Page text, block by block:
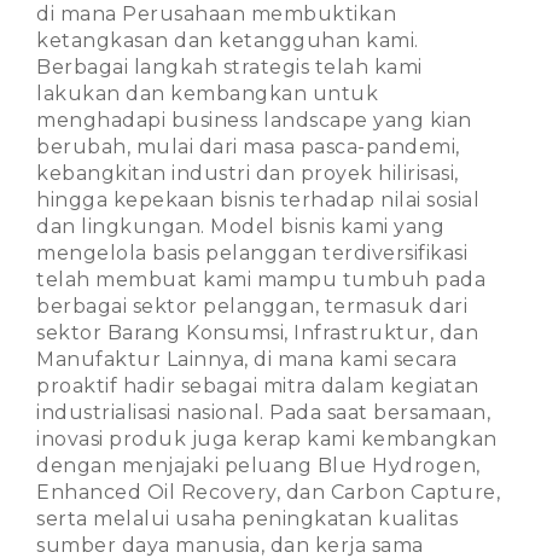
di mana Perusahaan membuktikan
ketangkasan dan ketangguhan kami.
Berbagai langkah strategis telah kami
lakukan dan kembangkan untuk
menghadapi business landscape yang kian
berubah, mulai dari masa pasca-pandemi,
kebangkitan industri dan proyek hilirisasi,
hingga kepekaan bisnis terhadap nilai sosial
dan lingkungan. Model bisnis kami yang
mengelola basis pelanggan terdiversifikasi
telah membuat kami mampu tumbuh pada
berbagai sektor pelanggan, termasuk dari
sektor Barang Konsumsi, Infrastruktur, dan
Manufaktur Lainnya, di mana kami secara
proaktif hadir sebagai mitra dalam kegiatan
industrialisasi nasional. Pada saat bersamaan,
inovasi produk juga kerap kami kembangkan
dengan menjajaki peluang Blue Hydrogen,
Enhanced Oil Recovery, dan Carbon Capture,
serta melalui usaha peningkatan kualitas
sumber daya manusia, dan kerja sama